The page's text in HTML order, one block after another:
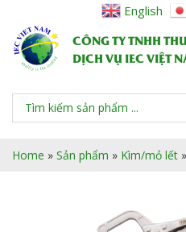
CÔNG TY TNHH
DỊCH VỤ IEC VIỆT
Home » Sản phẩm » Kìm/mỏ lết »
English